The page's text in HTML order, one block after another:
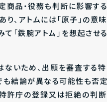
商品・役務も判断に影響す
、アトムには「原子」の意
「鉄腕アトム」を想起させ
ないため、出願を審査する
も結論が異なる可能性も否
許庁の登録又は拒絶の判